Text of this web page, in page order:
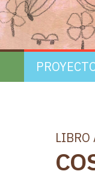
LIBRO